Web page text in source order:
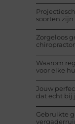
soorten
Zorgeloos
Waarom
voor elke
Jouw
dat echt bij
Gebruikte